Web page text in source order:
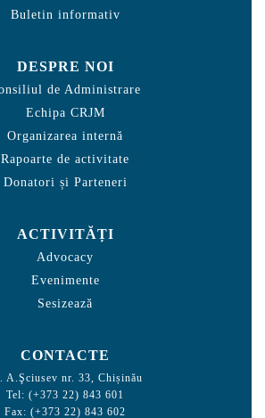
Buletin informativ
DESPRE NOI
de Administrare
Echipa CRJM
Organizarea internă
Rapoarte de activitate
Donatori și Parteneri
ACTIVITĂȚI
Advocacy
Evenimente
Sesizează
CONTACTE
A.Şciusev nr. 33, Chișinău
Tel: (+373 22) 843 601
Fax: (+373 22) 843 602